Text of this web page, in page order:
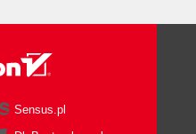
Sensus.pl